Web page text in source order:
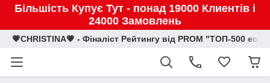
Більшість Купує Тут - понад 19000 Клиентів і
24000 Замовлень
💗CHRISTINA💗 - Фіналіст Рейтингу від PROM "ТОП-500